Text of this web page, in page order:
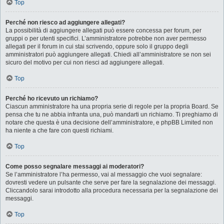
Top
Perché non riesco ad aggiungere allegati?
La possibilità di aggiungere allegati può essere concessa per forum, per
gruppi o per utenti specifici. L’amministratore potrebbe non aver permesso
allegati per il forum in cui stai scrivendo, oppure solo il gruppo degli
amministratori può aggiungere allegati. Chiedi all’amministratore se non sei
sicuro del motivo per cui non riesci ad aggiungere allegati.
Top
Perché ho ricevuto un richiamo?
Ciascun amministratore ha una propria serie di regole per la propria Board. Se
pensa che tu ne abbia infranta una, può mandarti un richiamo. Ti preghiamo di
notare che questa è una decisione dell’amministratore, e phpBB Limited non
ha niente a che fare con questi richiami.
Top
Come posso segnalare messaggi ai moderatori?
Se l’amministratore l’ha permesso, vai al messaggio che vuoi segnalare:
dovresti vedere un pulsante che serve per fare la segnalazione dei messaggi.
Cliccandolo sarai introdotto alla procedura necessaria per la segnalazione dei
messaggi.
Top